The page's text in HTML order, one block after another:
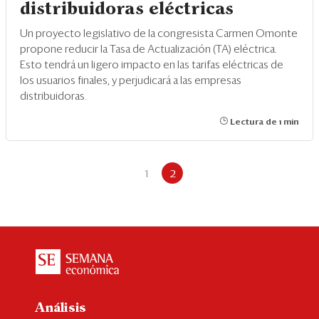
distribuidoras eléctricas
Un proyecto legislativo de la congresista Carmen Omonte
propone reducir la Tasa de Actualización (TA) eléctrica.
Esto tendrá un ligero impacto en las tarifas eléctricas de
los usuarios finales, y perjudicará a las empresas
distribuidoras.
Lectura de 1 min
1 2
Análisis